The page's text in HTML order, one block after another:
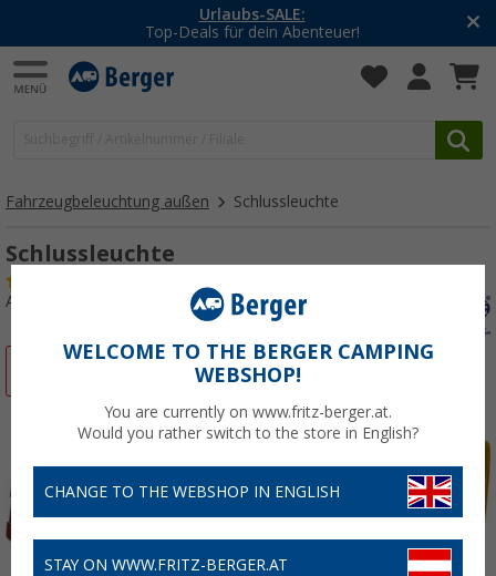
Urlaubs-SALE:
Top-Deals für dein Abenteuer!
Fahrzeugbeleuchtung außen Schlussleuchte
Schlussleuchte
Art.-Nr.: 152390
WELCOME TO THE BERGER CAMPING
WEBSHOP!
You are currently on www.fritz-berger.at.
Would you rather switch to the store in English?
CHANGE TO THE WEBSHOP IN ENGLISH
STAY ON WWW.FRITZ-BERGER.AT